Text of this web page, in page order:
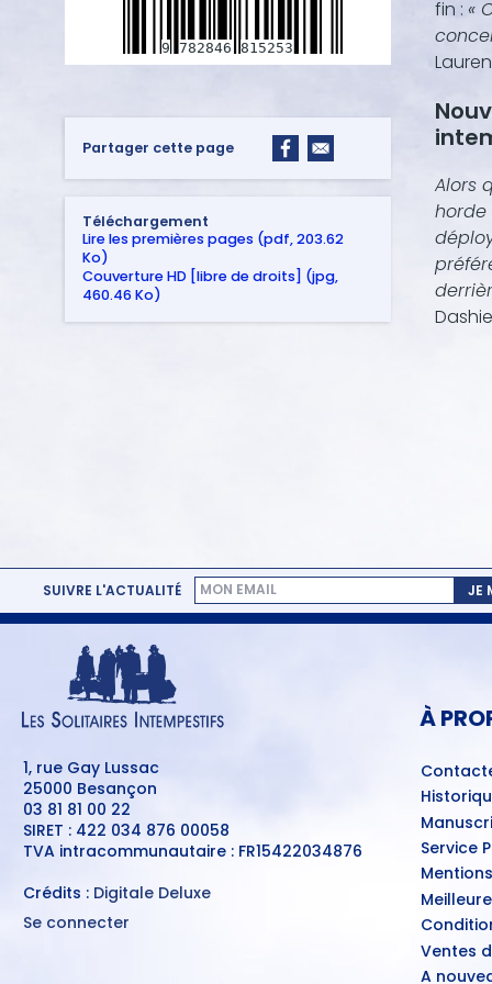
9 782846 815253
fin : «
Alors
horde
Partager cette page
Téléchargement
Lire les premières pages (pdf, 203.62
Ko)
Couverture HD [libre de droits] (jpg,
460.46 Ko)
SUIVRE L'ACTUALITÉ JE
1, rue Gay Lussac
25000 Besançon
03 81 81 00 22
SIRET : 422 034 876 00058
TVA intracommunautaire : FR15422034876
Crédits : Digitale Deluxe
MENU
Se connecter
À
Service
Ventes
A